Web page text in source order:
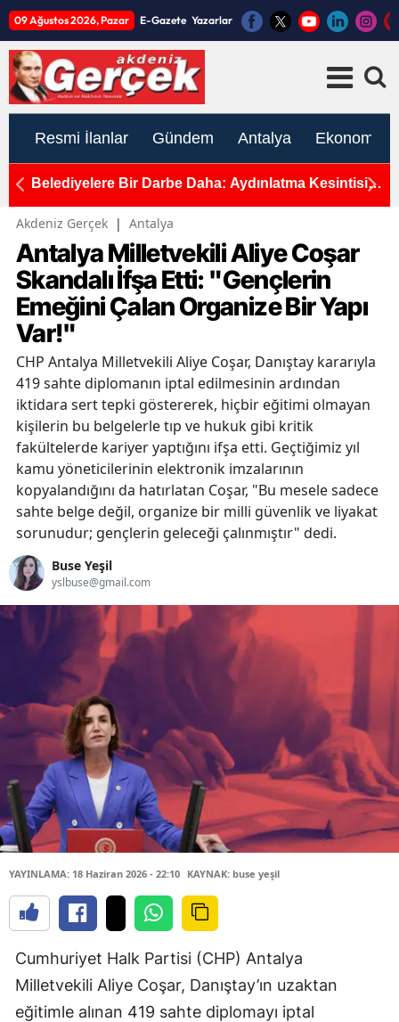
09 Ağustos 2026, Pazar E-Gazete Yazarlar
Resmi İlanlar Gündem Antalya Ekonomi
Belediyelere Bir Darbe Daha: Aydınlatma Kesintisi
Akdeniz Gerçek | Antalya
Antalya Milletvekili Aliye Coşar
Skandalı İfşa Etti: "Gençlerin
Emeğini Çalan Organize Bir Yapı
Var!"
CHP Antalya Milletvekili Aliye Coşar, Danıştay kararıyla
419 sahte diplomanın iptal edilmesinin ardından
iktidara sert tepki göstererek, hiçbir eğitimi olmayan
kişilerin bu belgelerle tıp ve hukuk gibi kritik
fakültelerde kariyer yaptığını ifşa etti. Geçtiğimiz yıl
kamu yöneticilerinin elektronik imzalarının
kopyalandığını da hatırlatan Coşar, "Bu mesele sadece
sahte belge değil, organize bir milli güvenlik ve liyakat
sorunudur; gençlerin geleceği çalınmıştır" dedi.
Buse Yeşil
yslbuse@gmail.com
YAYINLAMA: 18 Haziran 2026 - 22:10 KAYNAK: buse yeşil
Cumhuriyet Halk Partisi (CHP) Antalya
Milletvekili Aliye Coşar, Danıştay’ın uzaktan
eğitimle alınan 419 sahte diplomayı iptal